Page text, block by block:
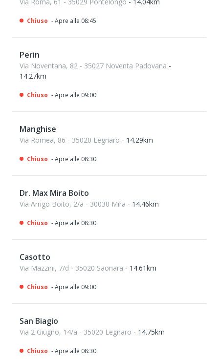
Chiuso - Apre alle 08:45
Perin
Via Noventana, 82 - 35027 Noventa Padovana -
14.27km
Chiuso - Apre alle 09:00
Manghise
Via Romea, 86 - 35020 Legnaro - 14.29km
Chiuso - Apre alle 08:30
Dr. Max Mira Boito
Via Arrigo Boito, 2/a - 30030 Mira - 14.46km
Chiuso - Apre alle 08:30
Casotto
Via Mazzini, 7/d - 35020 Saonara - 14.61km
Chiuso - Apre alle 09:00
San Biagio
Via 2 Giugno, 14/a - 35020 Legnaro - 14.75km
Chiuso - Apre alle 08:30